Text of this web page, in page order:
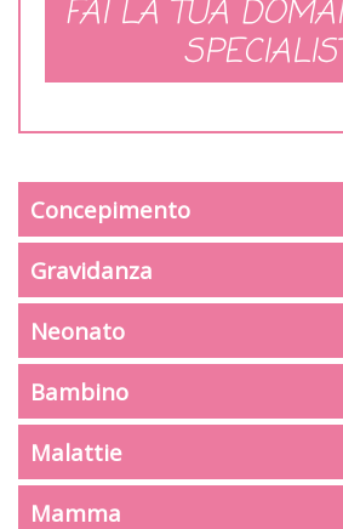
FAI LA TUA
Concepimento
Gravidanza
Neonato
Bambino
Malattie
Mamma